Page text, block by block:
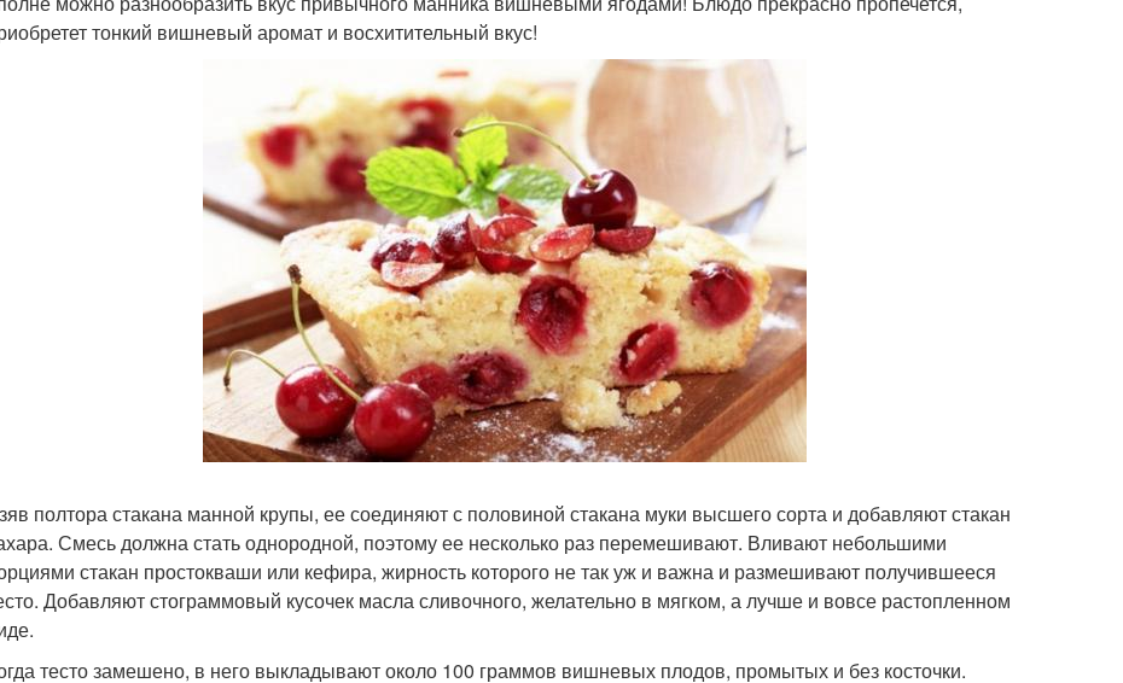
тонкий вишневый аромат и восхитительный вкус!
полтора стакана манной крупы, ее соединяют с половиной стакана муки высшего сорта и добавляют стакан
Смесь должна стать однородной, поэтому ее несколько раз перемешивают. Вливают небольшими
стакан простокваши или кефира, жирность которого не так уж и важна и размешивают получившееся
Добавляют стограммовый кусочек масла сливочного, желательно в мягком, а лучше и вовсе растопленном
тесто замешено, в него выкладывают около 100 граммов вишневых плодов, промытых и без косточки.